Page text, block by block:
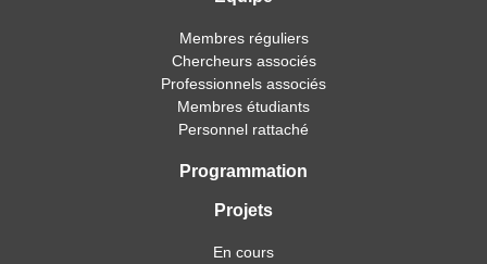
Membres réguliers
Chercheurs associés
Professionnels associés
Membres étudiants
Personnel rattaché
Programmation
Projets
En cours